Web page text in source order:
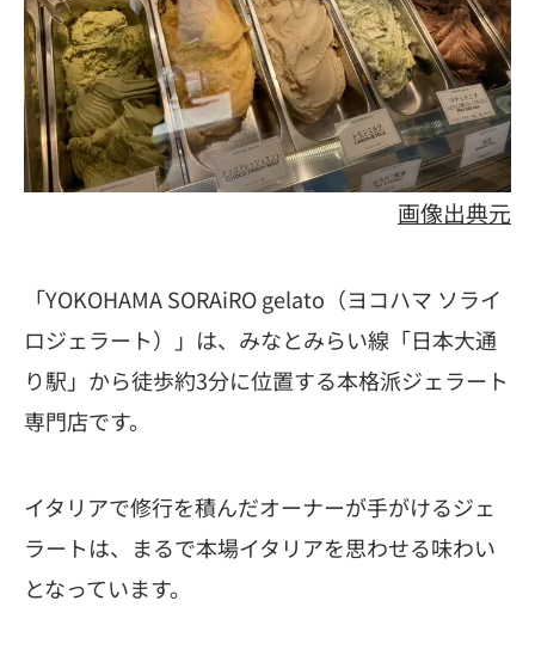
画像出典元
「YOKOHAMA SORAiRO gelato（ヨコハマ ソライ
ロジェラート）」は、みなとみらい線「日本大通
り駅」から徒歩約3分に位置する本格派ジェラート
専門店です。
イタリアで修行を積んだオーナーが手がけるジェ
ラートは、まるで本場イタリアを思わせる味わい
となっています。